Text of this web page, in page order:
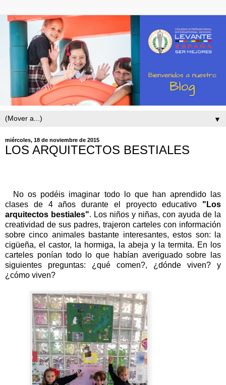
▼
miércoles, 18 de noviembre de 2015
LOS ARQUITECTOS BESTIALES
No os podéis imaginar todo lo que han aprendido las
clases de 4 años durante el proyecto educativo "Los
arquitectos bestiales". Los niños y niñas, con ayuda de la
creatividad de sus padres, trajeron carteles con información
sobre cinco animales bastante interesantes, estos son: la
cigüeña, el castor, la hormiga, la abeja y la termita. En los
carteles ponían todo lo que habían averiguado sobre las
siguientes preguntas: ¿qué comen?, ¿dónde viven? y
¿cómo viven?